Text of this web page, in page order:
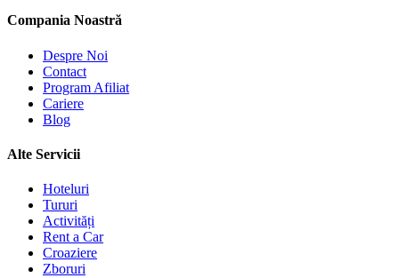
Compania Noastră
Despre Noi
Contact
Program Afiliat
Cariere
Blog
Alte Servicii
Hoteluri
Tururi
Activități
Rent a Car
Croaziere
Zboruri